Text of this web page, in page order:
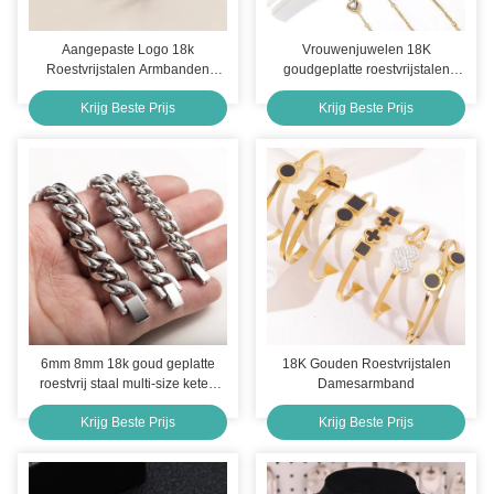
Aangepaste Logo 18k
Roestvrijstalen Armbanden
Sieraden voor Vrouwen
Armbanden
Krijg Beste Prijs
Vrouwenjuwelen 18K
goudgeplatte roestvrijstalen
ketting kristallen armbanden
voor vrouwen
Krijg Beste Prijs
6mm 8mm 18k goud geplatte
roestvrij staal multi-size keten
zilver Cubaanse link keten
Krijg Beste Prijs
18K Gouden Roestvrijstalen
Damesarmband
Krijg Beste Prijs